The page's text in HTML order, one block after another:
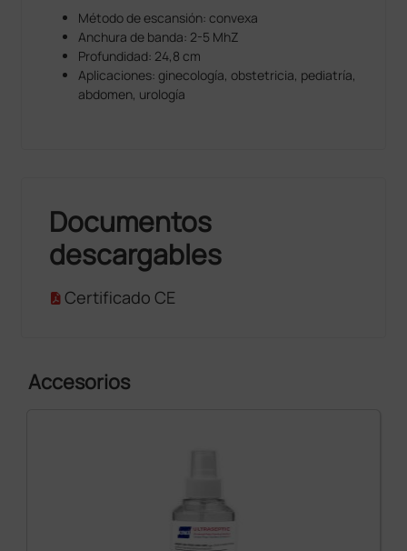
Método de escansión: convexa
Anchura de banda: 2-5 MhZ
Profundidad: 24,8 cm
Aplicaciones: ginecología, obstetricia, pediatría,
abdomen, urología
Documentos
descargables
Certificado CE
Accesorios